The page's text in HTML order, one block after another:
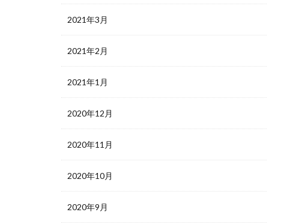
2021年3月
2021年2月
2021年1月
2020年12月
2020年11月
2020年10月
2020年9月